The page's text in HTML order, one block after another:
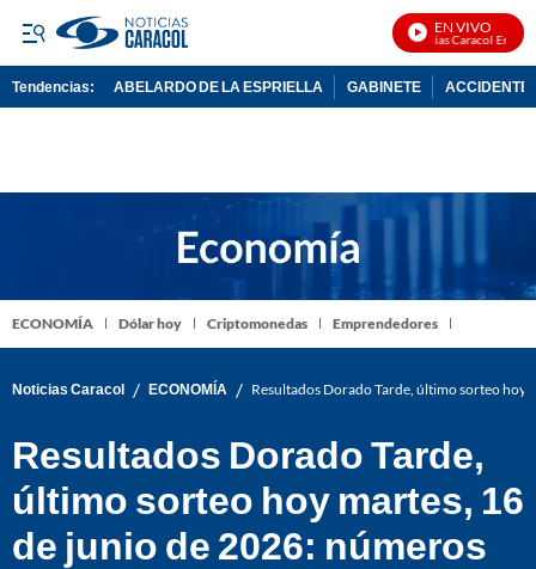
EN VIVO
Noticias Caracol En Vivo
Tendencias: ABELARDO DE LA ESPRIELLA GABINETE ACCIDENTE
ECONOMÍA Dólar hoy Criptomonedas Emprendedores
Noticias Caracol / ECONOMÍA / Resultados Dorado Tarde, último sorteo hoy
Resultados Dorado Tarde,
último sorteo hoy martes, 16
de junio de 2026: números